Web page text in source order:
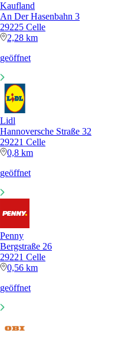
Kaufland
An Der Hasenbahn 3
29225 Celle
2,28 km
geöffnet
Lidl
Hannoversche Straße 32
29221 Celle
0,8 km
geöffnet
Penny
Bergstraße 26
29221 Celle
0,56 km
geöffnet